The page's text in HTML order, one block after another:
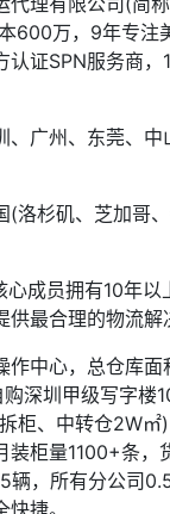
600万，9年专注
认证SPN服务商
、广州、东莞、中
(洛杉矶、芝加哥
成员拥有10年以
最合理的物流解
作中心，总仓库
深圳甲级写字楼
柜、中转仓2W㎡
装柜量1100+条，
辆，所有分公司